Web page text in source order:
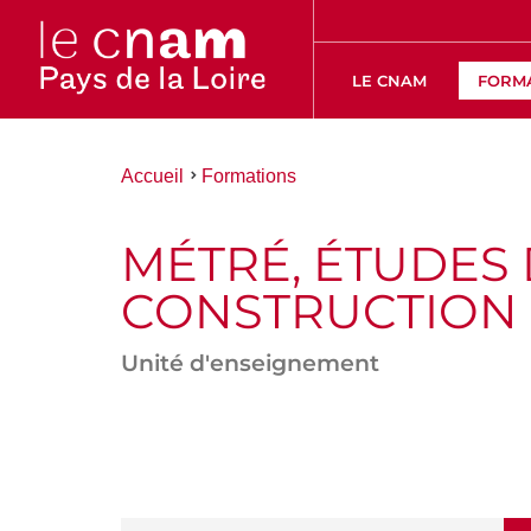
LE CNAM
Vous
Accueil Formations
MÉTRÉ,
CONSTRUCTION
Unité d'enseignement